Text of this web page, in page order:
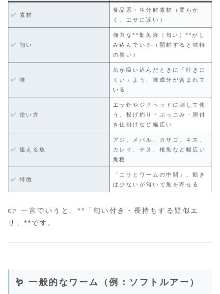
✅ 素材
食品系・生分解素材（柔らか
く、エサに近い）
✅ 匂い
強力な**集魚液（匂い）**がし
み込んでいる（開封すると独特
の臭い）
✅ 味
魚が吸い込んだときに「吐きに
くい」よう、味成分が含まれて
いる
✅ 使い方
エサ針やジグヘッドに刺して使
う。投げ釣り・ぶっこみ・胴付
き仕掛けなど幅広い
✅ 狙える魚
アジ、メバル、カサゴ、キス、
カレイ、チヌ、根魚など幅広い
魚種
✅ 特徴
「エサとワームの中間」。動き
は少ないが匂いで魚を寄せる
👉 一言でいうと、**「匂い付き・長持ちする疑似エ
サ」**です。
🪱 一般的なワーム（例：ソフトルアー）